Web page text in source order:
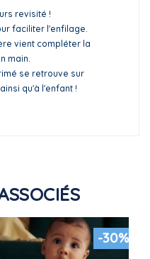
revisité !
faciliter l'enfilage.
vient compléter la
main.
se retrouve sur
qu'à l'enfant !
-30%